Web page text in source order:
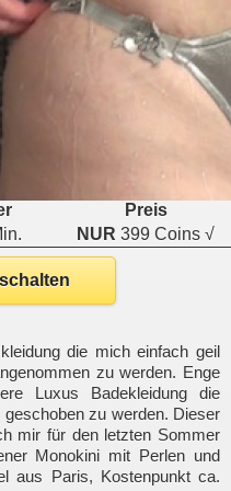
Preis
NUR 399 Coins √
die mich einfach geil
zu werden. Enge
Luxus Badekleidung die
zu werden. Dieser
mir für den letzten Sommer
Monokini mit Perlen und
aus Paris, Kostenpunkt ca.